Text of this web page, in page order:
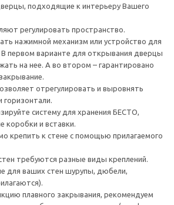
подходящие к интерьеру Вашего
регулировать пространство.
нажимной механизм или устройство для
В первом варианте для открывания дверцы
на нее. А во втором – гарантировано
отрегулировать и выровнять
горизонтали.
систему для хранения БЕСТО,
коробки и вставки.
крепить к стене с помощью прилагаемого
требуются разные виды креплений.
для ваших стен шурупы, дюбели,
плавного закрывания, рекомендуем